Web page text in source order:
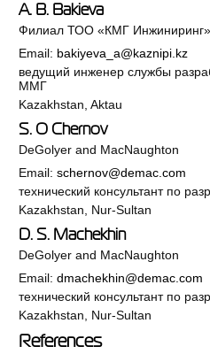
A. B. Bakieva
Филиал ТОО «КМГ
Email: bakiyeva_a@kaznipi.kz
ведущий инженер службы
ММГ
Kazakhstan, Aktau
S. O Chernov
DeGolyer and MacNaughton
Email:schernov@demac.com
технический консультант по
Kazakhstan, Nur-Sultan
D. S. Machekhin
DeGolyer and MacNaughton
Email:dmachekhin@demac.com
технический консультант по
Kazakhstan, Nur-Sultan
References